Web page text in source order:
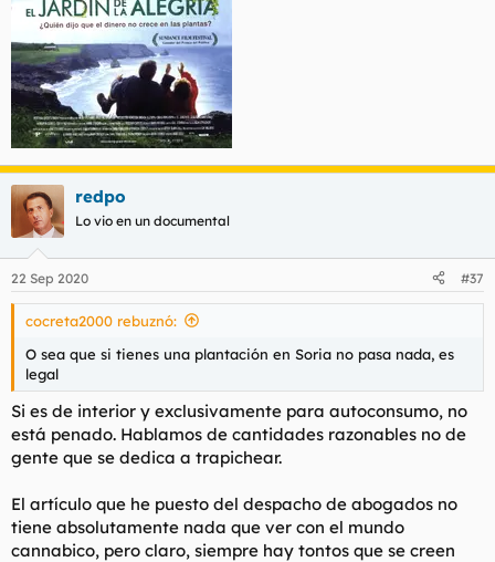
redpo
Lo vio en un documental
22 Sep 2020 #37
cocreta2000 rebuznó:
O sea que si tienes una plantación en Soria no pasa nada, es
legal
Si es de interior y exclusivamente para autoconsumo, no
está penado. Hablamos de cantidades razonables no de
gente que se dedica a trapichear.
El artículo que he puesto del despacho de abogados no
tiene absolutamente nada que ver con el mundo
cannabico, pero claro, siempre hay tontos que se creen